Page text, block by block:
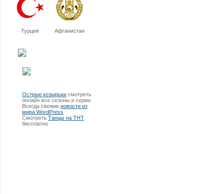
Турция Афганистан
Острые козырьки смотреть
онлайн все сезоны и серии.
Всегда свежие новости из
мира WordPress
Смотреть Танцы на ТНТ
бесплатно